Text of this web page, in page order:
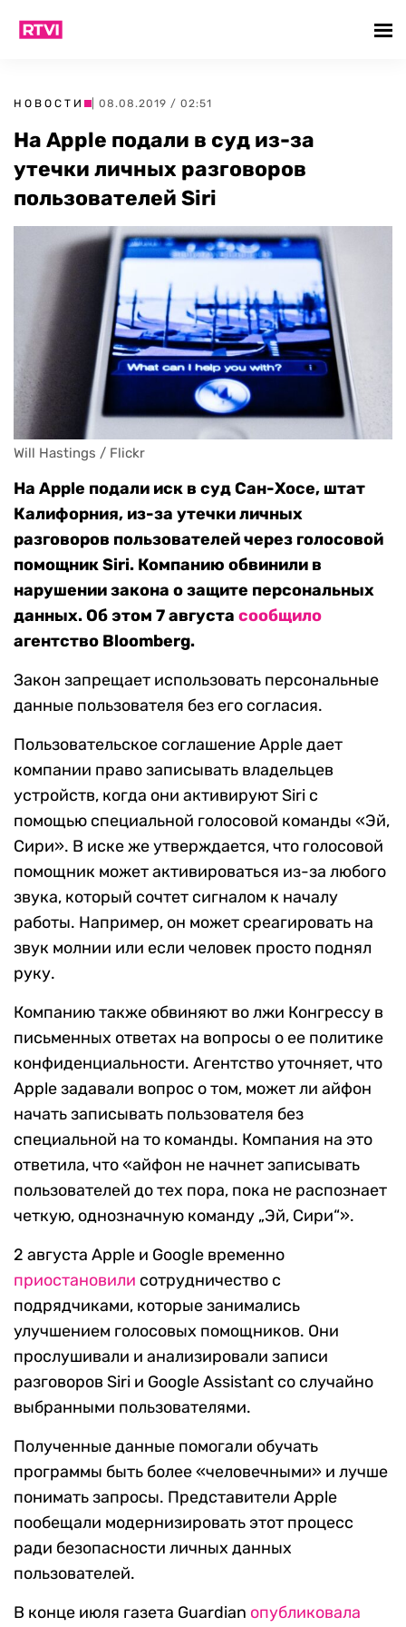
НОВОСТИ | 08.08.2019 / 02:51
На Apple подали в суд из-за
утечки личных разговоров
пользователей Siri
Will Hastings / Flickr
На Apple подали иск в суд Сан-Хосе, штат
Калифорния, из-за утечки личных
разговоров пользователей через голосовой
помощник Siri. Компанию обвинили в
нарушении закона о защите персональных
данных. Об этом 7 августа сообщило
агентство Bloomberg.
Закон запрещает использовать персональные
данные пользователя без его согласия.
Пользовательское соглашение Apple дает
компании право записывать владельцев
устройств, когда они активируют Siri с
помощью специальной голосовой команды «Эй,
Сири». В иске же утверждается, что голосовой
помощник может активироваться из-за любого
звука, который сочтет сигналом к началу
работы. Например, он может среагировать на
звук молнии или если человек просто поднял
руку.
Компанию также обвиняют во лжи Конгрессу в
письменных ответах на вопросы о ее политике
конфиденциальности. Агентство уточняет, что
Apple задавали вопрос о том, может ли айфон
начать записывать пользователя без
специальной на то команды. Компания на это
ответила, что «айфон не начнет записывать
пользователей до тех пора, пока не распознает
четкую, однозначную команду „Эй, Сири“».
2 августа Apple и Google временно
приостановили сотрудничество с
подрядчиками, которые занимались
улучшением голосовых помощников. Они
прослушивали и анализировали записи
разговоров Siri и Google Assistant со случайно
выбранными пользователями.
Полученные данные помогали обучать
программы быть более «человечными» и лучше
понимать запросы. Представители Apple
пообещали модернизировать этот процесс
ради безопасности личных данных
пользователей.
В конце июля газета Guardian опубликовала